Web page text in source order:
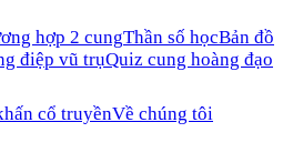
hợp 2 cungThần số họcBản đồ
điệp vũ trụQuiz cung hoàng đạo
cổ truyềnVề chúng tôi